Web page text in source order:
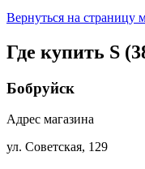
Вернуться на страницу
Где купить S
Бобруйск
Адрес магазина
ул. Советская, 129